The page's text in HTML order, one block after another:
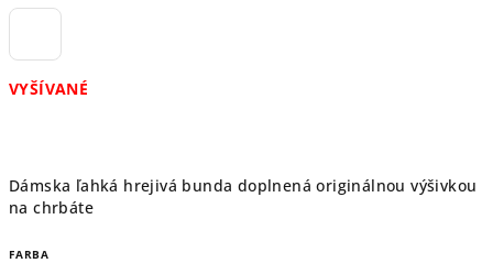
VYŠÍVANÉ
Dámska ľahká hrejivá bunda doplnená originálnou výšivkou
na chrbáte
FARBA